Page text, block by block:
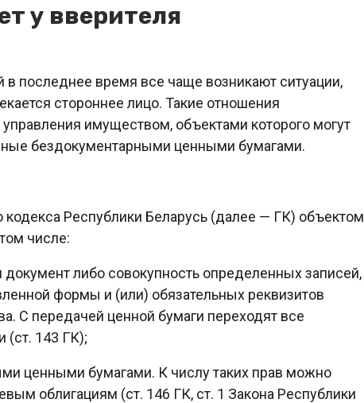
у вверителя
в последнее время все чаще возникают ситуации,
стороннее лицо. Такие отношения
имуществом, объектами которого могут
бездокументарными ценными бумагами.
кодекса Республики Беларусь (далее — ГК) объектом
числе:
либо совокупность определенных записей,
формы и (или) обязательных реквизитов
С передачей ценной бумаги переходят все
(ст. 143 ГК);
ценными бумагами. К числу таких прав можно
облигациям (ст. 146 ГК, ст. 1 Закона Республики